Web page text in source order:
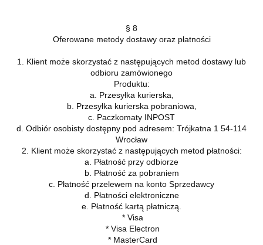
§ 8
Oferowane metody dostawy oraz płatności
1. Klient może skorzystać z następujących metod dostawy lub
odbioru zamówionego
Produktu:
a. Przesyłka kurierska,
b. Przesyłka kurierska pobraniowa,
c. Paczkomaty INPOST
d. Odbiór osobisty dostępny pod adresem: Trójkatna 1 54-114
Wrocław
2. Klient może skorzystać z następujących metod płatności:
a. Płatność przy odbiorze
b. Płatność za pobraniem
c. Płatność przelewem na konto Sprzedawcy
d. Płatności elektroniczne
e. Płatność kartą płatniczą.
* Visa
* Visa Electron
* MasterCard